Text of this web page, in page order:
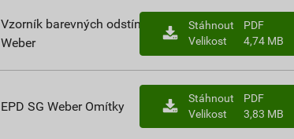
Vzorník barevných odstínů
Weber
Stáhnout
PDF
Velikost
4,74 MB
EPD SG Weber Omítky
Stáhnout
PDF
Velikost
3,83 MB